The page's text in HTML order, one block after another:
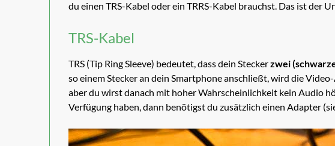
du einen TRS-Kabel oder ein TRRS-Kabel brauchst. Das ist der
TRS-Kabel
TRS (Tip Ring Sleeve) bedeutet, dass dein Steckerzwei
so einem Stecker an dein Smartphone anschließt, wird die
aber du wirst danach mit hoher Wahrscheinlichkeit kein Audio
Verfügung haben, dann benötigst du zusätzlich einen Adapter